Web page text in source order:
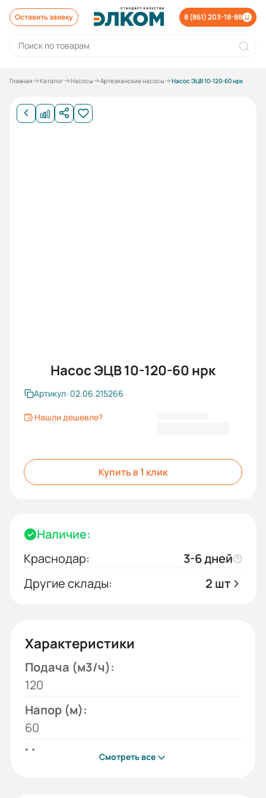
Оставить заявку 8 (861) 203-18-88
Главная Каталог Насосы Артезианские насосы Насос ЭЦВ 10-120-60 нрк
Насос ЭЦВ 10-120-60 нрк
Артикул: 02.06.215266
Нашли дешевле?
Купить в 1 клик
Наличие:
Краснодар:
3-6 дней
Другие склады:
2 шт
Характеристики
Подача (м3/ч):
120
Напор (м):
60
Модель:
Смотреть все